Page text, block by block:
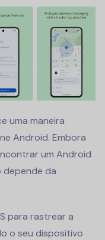
uma maneira
Android. Embora
um Android
depende da
para rastrear a
o seu dispositivo